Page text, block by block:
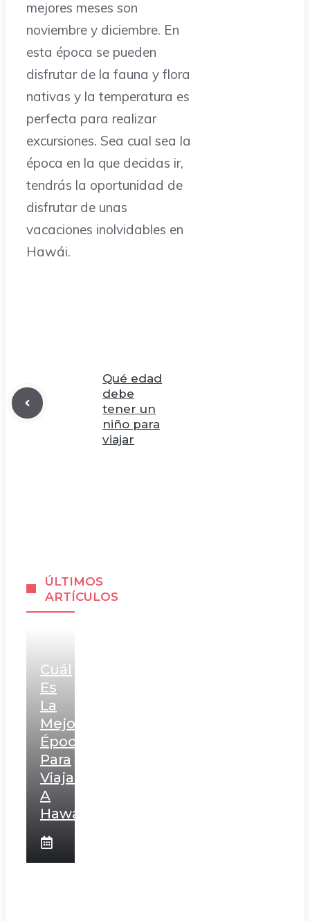
mejores meses son
noviembre y diciembre. En
esta época se pueden
disfrutar de la fauna y flora
nativas y la temperatura es
perfecta para realizar
excursiones. Sea cual sea la
época en la que decidas ir,
tendrás la oportunidad de
disfrutar de unas
vacaciones inolvidables en
Hawái.
Qué edad
debe
tener un
niño para
viajar
ÚLTIMOS
ARTÍCULOS
Cuál
Es
La
Mejor
Época
Para
Viajar
A
Hawái